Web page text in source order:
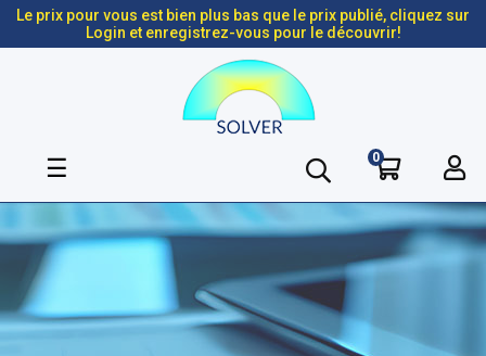
Le prix pour vous est bien plus bas que le prix publié, cliquez sur
Login et enregistrez-vous pour le découvrir!
Basculer
navigation
☰ 0